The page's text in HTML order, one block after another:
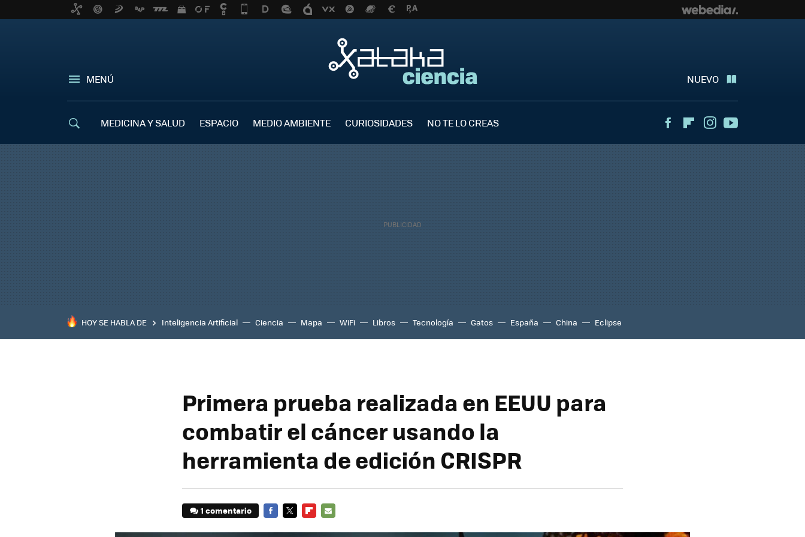
MENÚ NUEVO
MEDICINA Y SALUD ESPACIO MEDIO AMBIENTE CURIOSIDADES NO TE LO CREAS FacebookFlipboardInstagram
HOY SE HABLA DE Inteligencia Artificial Ciencia Mapa WiFi Libros Tecnología Gatos España China Eclipse
Primera prueba realizada en EEUU para
combatir el cáncer usando la
herramienta de edición CRISPR
1 comentario